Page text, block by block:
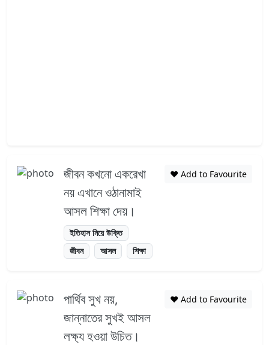
জীবন কখনো একরেখা
নয় এখানে ওঠানামাই
আসল শিক্ষা দেয়।
ইতিহাস নিয়ে উক্তি
জীবন
আসল শিক্ষা
❤️ Add to Favourite
পার্থিব সুখ নয়,
জান্নাতের সুখই আসল
লক্ষ্য হওয়া উচিত।
❤️ Add to Favourite